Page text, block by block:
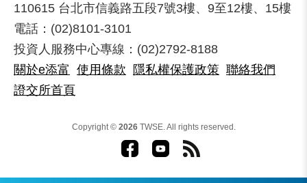
110615 台北市信義路五段7號3樓、9至12樓、15樓
電話：(02)8101-3101
投資人服務中心專線：(02)2792-8188
關於e添富 使用條款 隱私權保護政策 聯絡我們
證交所首頁
Copyright © 2026TWSE. All rights reserved.